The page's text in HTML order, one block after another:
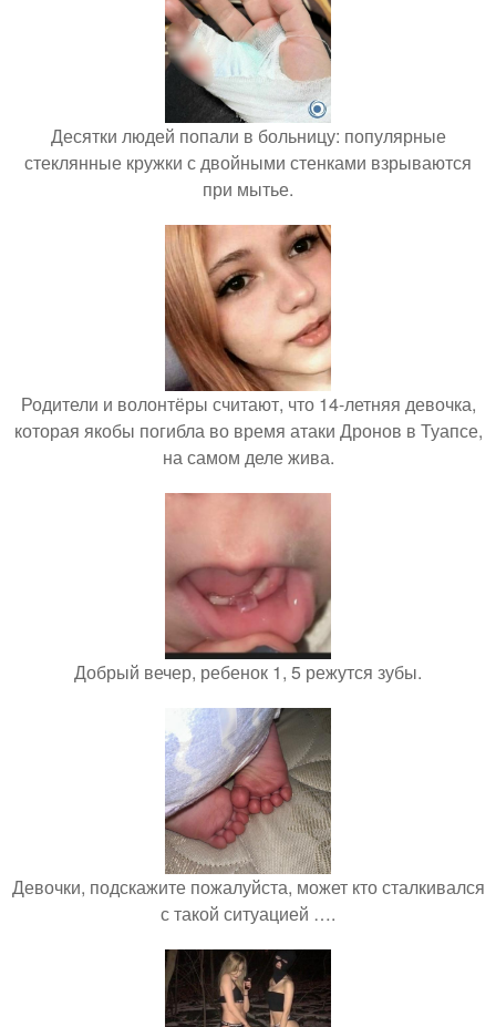
Десятки людей попали в больницу: популярные
стеклянные кружки с двойными стенками взрываются
при мытье.
Родители и волонтёры считают, что 14-летняя девочка,
которая якобы погибла во время атаки Дронов в Туапсе,
на самом деле жива.
Добрый вечер, ребенок 1, 5 режутся зубы.
Девочки, подскажите пожалуйста, может кто сталкивался
с такой ситуацией ….